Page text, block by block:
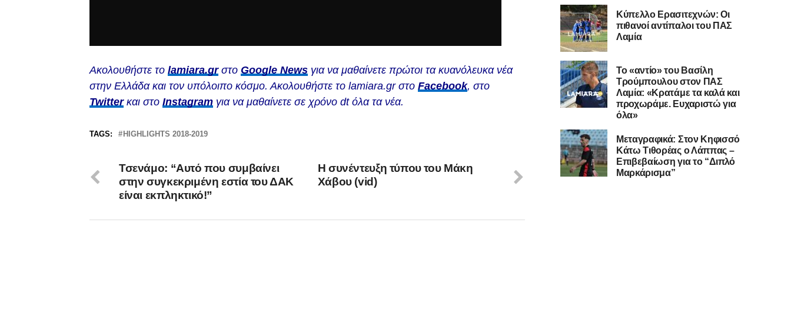
Ακολουθήστε το lamiara.grστο Google News για να μαθαίνετε πρώτοι τα κυανόλευκα νέα
στην Ελλάδα και τον υπόλοιπο κόσμο. Ακολουθήστε το lamiara.gr στο Facebook, στο
Twitterκαι στο Instagram για να μαθαίνετε σε χρόνο dt όλα τα νέα.
TAGS: HIGHLIGHTS 2018-2019
Η συνέντευξη τύπου του Μάκη
Χάβου (vid)
Τσενάμο: “Αυτό που συμβαίνει
στην συγκεκριμένη εστία του ΔΑΚ
είναι εκπληκτικό!”
Κύπελλο Ερασιτεχνών: Οι
πιθανοί αντίπαλοι του ΠΑΣ
Λαμία
Το «αντίο» του Βασίλη
Τρούμπουλου στον ΠΑΣ
Λαμία: «Κρατάμε τα καλά και
προχωράμε. Ευχαριστώ για
όλα»
Μεταγραφικά: Στον Κηφισσό
Κάτω Τιθορέας ο Λάππας –
Επιβεβαίωση για το “Διπλό
Μαρκάρισμα”